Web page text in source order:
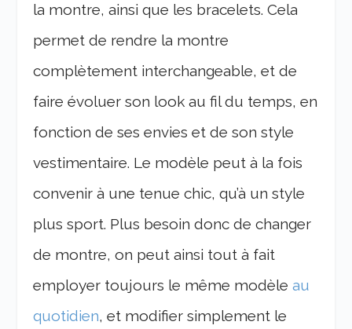
la montre, ainsi que les bracelets. Cela
permet de rendre la montre
complètement interchangeable, et de
faire évoluer son look au fil du temps, en
fonction de ses envies et de son style
vestimentaire. Le modèle peut à la fois
convenir à une tenue chic, qu’à un style
plus sport. Plus besoin donc de changer
de montre, on peut ainsi tout à fait
employer toujours le même modèleau
quotidien, et modifier simplement le